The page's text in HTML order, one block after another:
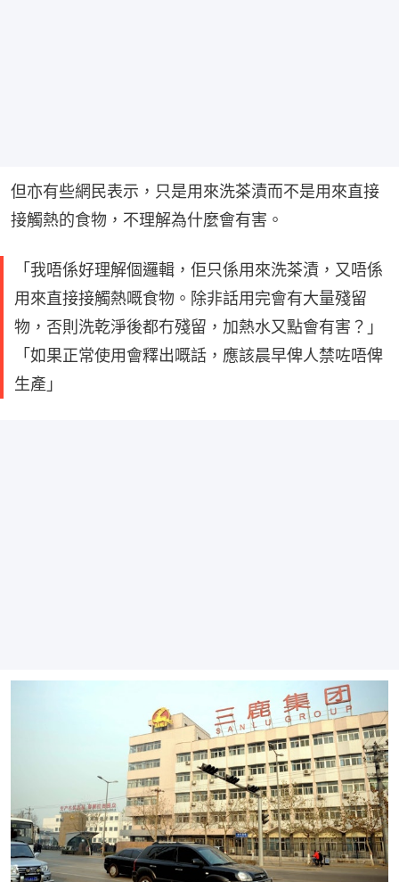
但亦有些網民表示，只是用來洗茶漬而不是用來直接
接觸熱的食物，不理解為什麼會有害。
「我唔係好理解個邏輯，佢只係用來洗茶漬，又唔係
用來直接接觸熱嘅食物。除非話用完會有大量殘留
物，否則洗乾淨後都冇殘留，加熱水又點會有害？」
「如果正常使用會釋出嘅話，應該晨早俾人禁咗唔俾
生產」